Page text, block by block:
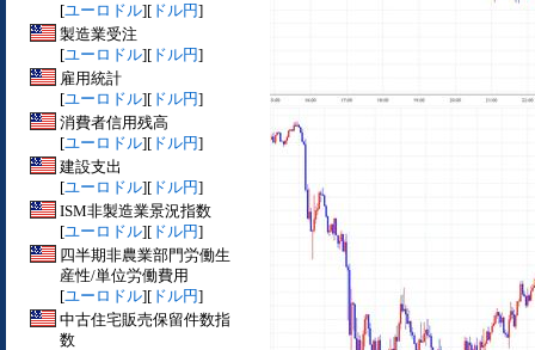
[ユーロドル][ ドル円]
製造業受注
[ユーロドル][ ドル円]
雇用統計
[ユーロドル][ ドル円]
消費者信用残高
[ユーロドル][ ドル円]
建設支出
[ユーロドル][ ドル円]
ISM非製造業景況指数
[ユーロドル][ ドル円]
四半期非農業部門労働生
産性/単位労働費用
[ユーロドル][ ドル円]
中古住宅販売保留件数指
数